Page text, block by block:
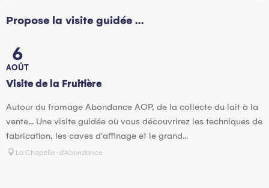
Propose la visite guidée ...
6
AOÛT
Visite de la Fruitière
Autour du fromage Abondance AOP, de la collecte du lait à la
vente... Une visite guidée où vous découvrirez les techniques de
fabrication, les caves d'affinage et le grand...
La Chapelle-d'Abondance